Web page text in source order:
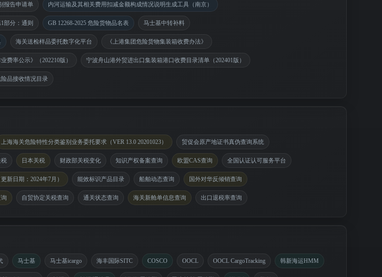
报告申请单 内河运输及其相关费用扣减金额构成情况说明生成工具（南京）
部分：通则 GB 12268-2025 危险货物品名表 马士基中转补料
海关送检样品委托数字化平台 《上港集团危险货物集装箱收费办法》
费率公示》（202210版） 宁波舟山港外贸进出口集装箱港口收费目录清单（202401版）
品接收情况目录
上海海关危险特性分类鉴别业务委托要求（VER 13.0 20201023） 贸促会原产地证书真伪查询系统
税 日本关税 财政部关税变化 知识产权备案查询 欧盟CAS查询 全国认证认可服务平台
新日期：2024年7月） 能效标识产品目录 船舶动态查询 国外对华反倾销查询
自贸协定关税查询 通关状态查询 海关新舱单信息查询 出口退税率查询
马士基 马士基icargo 海丰国际SITC COSCO OOCL OOCL CargoTracking 韩新海运HMM